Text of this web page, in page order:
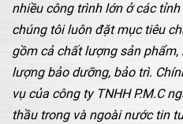
nhiều công trình lớn ở các
chúng tôi luôn đặt mục tiêu
gồm cả chất lượng sản
lượng bảo dưỡng, bảo trì.
vụ của công ty TNHH P.M.C
thầu trong và ngoài nước tin